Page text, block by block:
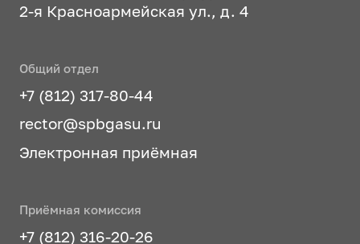
2-я Красноармейская ул., д. 4
Общий отдел
+7 (812) 317-80-44
rector@spbgasu.ru
Электронная приёмная
Приёмная комиссия
+7 (812) 316-20-26